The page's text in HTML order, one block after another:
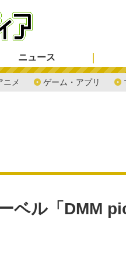
ニュース
ニメ ゲーム・アプリ
ベル「DMM